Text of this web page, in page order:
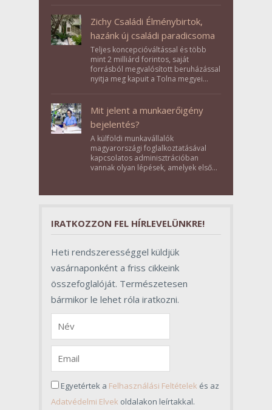
Zichy Családi Élménybirtok,
hazánk új családi paradicsoma
Teljes koncepcióváltással és több
mint 2 milliárd forintos, saját
forrásból megvalósított beruházással
nyitja meg kapuit a Tolna megyei
Mit jelent a munkaerőigény
bejelentés?
A külföldi munkavállalók
magyarországi foglalkoztatásával
kapcsolatos adminisztrációban
vannak olyan lépések, amelyek első
szerepet töltenek be az egész
IRATKOZZON FEL HÍRLEVELÜNKRE!
Heti rendszerességgel küldjük
vasárnaponként a friss cikkeink
összefoglalóját. Természetesen
bármikor le lehet róla iratkozni.
Egyetértek a Felhasználási Feltételek és az
Adatvédelmi Elvek oldalakon leírtakkal.